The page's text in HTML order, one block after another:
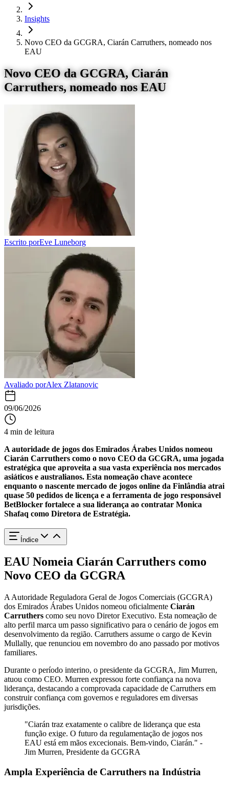
Insights
Novo CEO da GCGRA, Ciarán Carruthers, nomeado nos
EAU
Novo CEO da GCGRA, Ciarán
Carruthers, nomeado nos EAU
Escrito porEve Luneborg
Avaliado porAlex Zlatanovic
09/06/2026
4 min de leitura
A autoridade de jogos dos Emirados Árabes Unidos nomeou
Ciarán Carruthers como o novo CEO da GCGRA, uma jogada
estratégica que aproveita a sua vasta experiência nos mercados
asiáticos e australianos. Esta nomeação chave acontece
enquanto o nascente mercado de jogos online da Finlândia atrai
quase 50 pedidos de licença e a ferramenta de jogo responsável
BetBlocker fortalece a sua liderança ao contratar Monica
Shafaq como Diretora de Estratégia.
Índice
EAU Nomeia Ciarán Carruthers como
Novo CEO da GCGRA
A Autoridade Reguladora Geral de Jogos Comerciais (GCGRA)
dos Emirados Árabes Unidos nomeou oficialmente Ciarán
Carruthers como seu novo Diretor Executivo. Esta nomeação de
alto perfil marca um passo significativo para o cenário de jogos em
desenvolvimento da região. Carruthers assume o cargo de Kevin
Mullally, que renunciou em novembro do ano passado por motivos
familiares.
Durante o período interino, o presidente da GCGRA, Jim Murren,
atuou como CEO. Murren expressou forte confiança na nova
liderança, destacando a comprovada capacidade de Carruthers em
construir confiança com governos e reguladores em diversas
jurisdições.
"Ciarán traz exatamente o calibre de liderança que esta
função exige. O futuro da regulamentação de jogos nos
EAU está em mãos excecionais. Bem-vindo, Ciarán." -
Jim Murren, Presidente da GCGRA
Ampla Experiência de Carruthers na Indústria